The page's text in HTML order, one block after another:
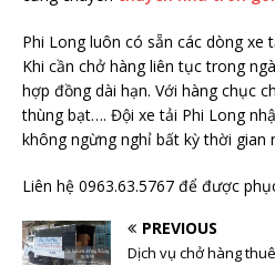
Phi Long luôn có sẵn các dòng xe
Khi cần chở hàng liên tục trong
hợp đồng dài hạn. Với hàng chục
thùng bạt…. Đội xe tải Phi Long
không ngừng nghỉ bất kỳ thời gian
Liên hệ 0963.63.5767 để được
PREVIOUS
Dịch vụ chở hàng